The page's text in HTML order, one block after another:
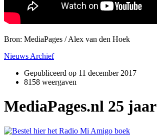
Bron: MediaPages / Alex van den Hoek
Nieuws Archief
Gepubliceerd op 11 december 2017
8158 weergaven
MediaPages.nl 25 jaar